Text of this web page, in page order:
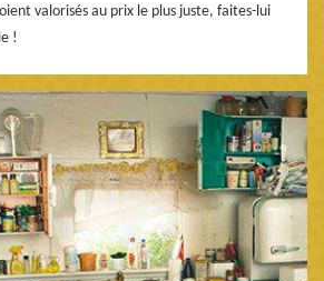
valorisés au prix le plus juste, faites-lui
!